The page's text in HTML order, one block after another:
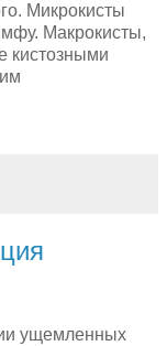
Микрокисты
Макро­кисты,
кис­тозными
ущемленных